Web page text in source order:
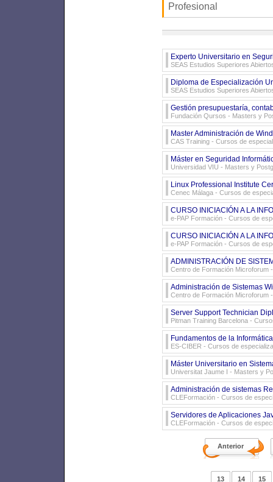
Profesional
Experto Universitario en
SEAS Estudios Superiores
Diploma de Especialización
SEAS Estudios Superiores
Gestión presupuestaría,
Fundación Qursos - Masters y
Master Administración de
CAS Training - Cursos de
Máster en Seguridad
Universidad VIU - Masters y
Linux Professional Institute
Cenec Málaga - Cursos de
CURSO INICIACIÓN A LA
e-PAP Formación - Cursos de
CURSO INICIACIÓN A LA
e-PAP Formación - Cursos de
ADMINISTRACIÓN DE
Centro de Formación Microforum
Administración de Sistemas
Centro de Formación Microforum
Server Support Technician
Pitman Training Barcelona -
Fundamentos de la
ES-CIBER - Cursos de
Máster Universitario en
Universitat Jaume I - Masters y
Administración de sistemas
CLEFormación - Cursos de
Servidores de Aplicaciones
CLEFormación - Cursos de
Anterior
13 14 15